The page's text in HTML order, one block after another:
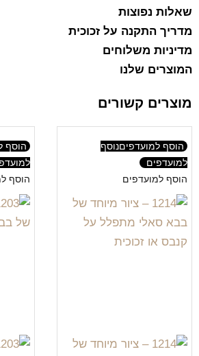
שאלות נפוצות
מדריך התקנה על זכוכית
מדיניות משלוחים
המוצרים שלנו
מוצרים קשורים
הוסף למועדפיםנוסף
למועדפים
הוסף למועדפים
הוסף
הוסף